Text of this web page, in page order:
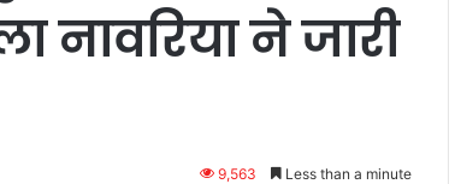
नावरिया ने जारी
9,563 Less than a minute